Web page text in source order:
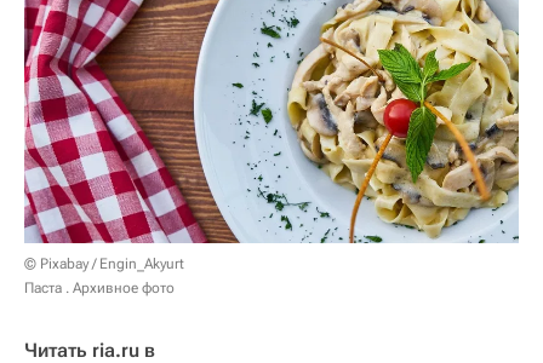
© Pixabay / Engin_Akyurt
Паста . Архивное фото
Читать ria.ru в